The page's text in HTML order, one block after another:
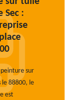
Sec :
sur
le 88800, le
est